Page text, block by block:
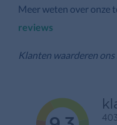
Meer weten over onze
reviews
Klanten waarderen ons